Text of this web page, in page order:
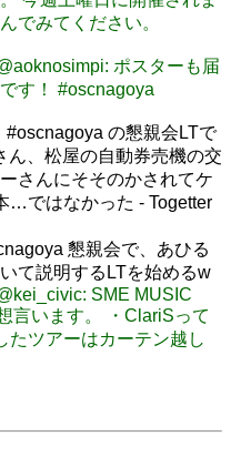
でみてください。
ポスターも届
す！ #oscnagoya
#oscnagoya の懇親会LTで
ん、松屋の自動券売機の交
さんにそそのかされてケ
…ではなかった - Togetter
懇親会で、あひる
て説明するLTを始めるw
SME MUSIC
言います。 ・ClariSって
ツアーはカーテン越し